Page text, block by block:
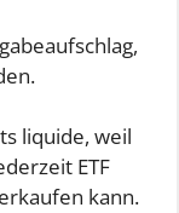
liquide, weil
ETF
kann.